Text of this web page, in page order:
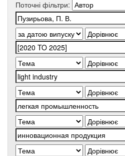
Поточні фільтри: